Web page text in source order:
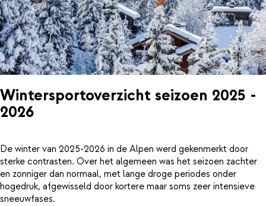
Wintersportoverzicht seizoen 2025 -
2026
De winter van 2025-2026 in de Alpen werd gekenmerkt door
sterke contrasten. Over het algemeen was het seizoen zachter
en zonniger dan normaal, met lange droge periodes onder
hogedruk, afgewisseld door kortere maar soms zeer intensieve
sneeuwfases.